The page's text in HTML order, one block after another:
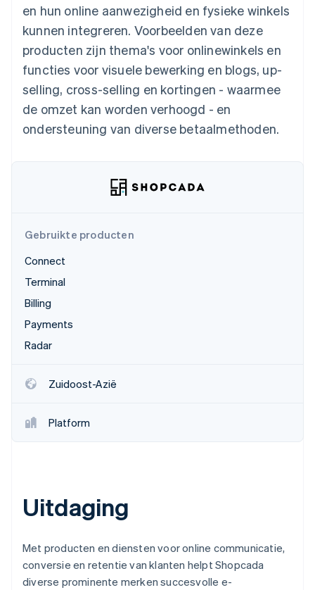
dan 125
Terminal
Authorization
Boost
acceptatie
Link
Financial
Data gekoppelde
Gegevenssynchronisatie
Meer
Ontdek wat er in het verschiet ligt
Radar
Oprichting van een start-up
Climate
Identity
Nu bekijken
Marktplaatsen
Platforms
SaaS
Per branche
AI-bedrijven
Gaming
tijd
Verzekering
Non-profitorganisaties
Partners
Stripe App Marketplace
bieden
Betaalkaarten uitgeven
worden gedekt
Diensten voorzien en
beheren met agents
App-integraties
Voorbeelden van code
Productroadmap
Jaarlijks congres
Sessions
Vacatures
Stripe Newsroom
Stripe Press
Neem contact op
Partner worden
en hun online aanwezigheid en fysieke winkels
kunnen integreren. Voorbeelden van deze
producten zijn thema's voor onlinewinkels en
functies voor visuele bewerking en blogs, up-
selling, cross-selling en kortingen - waarmee
de omzet kan worden verhoogd - en
ondersteuning van diverse betaalmethoden.
Gebruikte producten
Connect
Terminal
Billing
Payments
Radar
Zuidoost-Azië
Platform
Uitdaging
Met producten en diensten voor online communicatie,
conversie en retentie van klanten helpt Shopcada
diverse prominente merken succesvolle e-